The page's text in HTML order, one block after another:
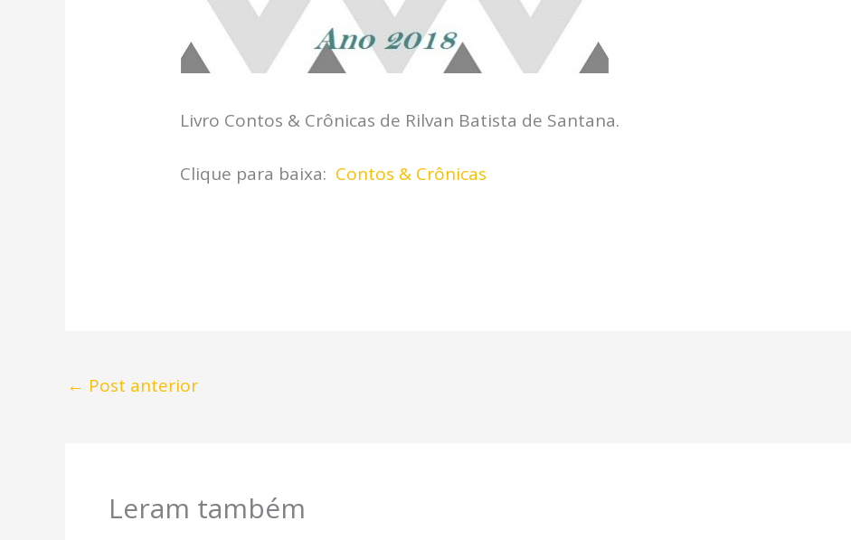
Livro Contos & Crônicas de Rilvan Batista de Santana.
Clique para baixa: Contos & Crônicas
← Post anterior
Leram também